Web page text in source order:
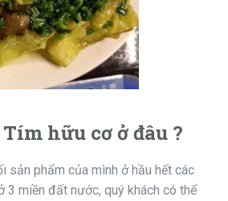
hữu cơ ở đâu ?
sản phẩm của mình ở hầu hết các
3 miền đất nước, quý khách có thể